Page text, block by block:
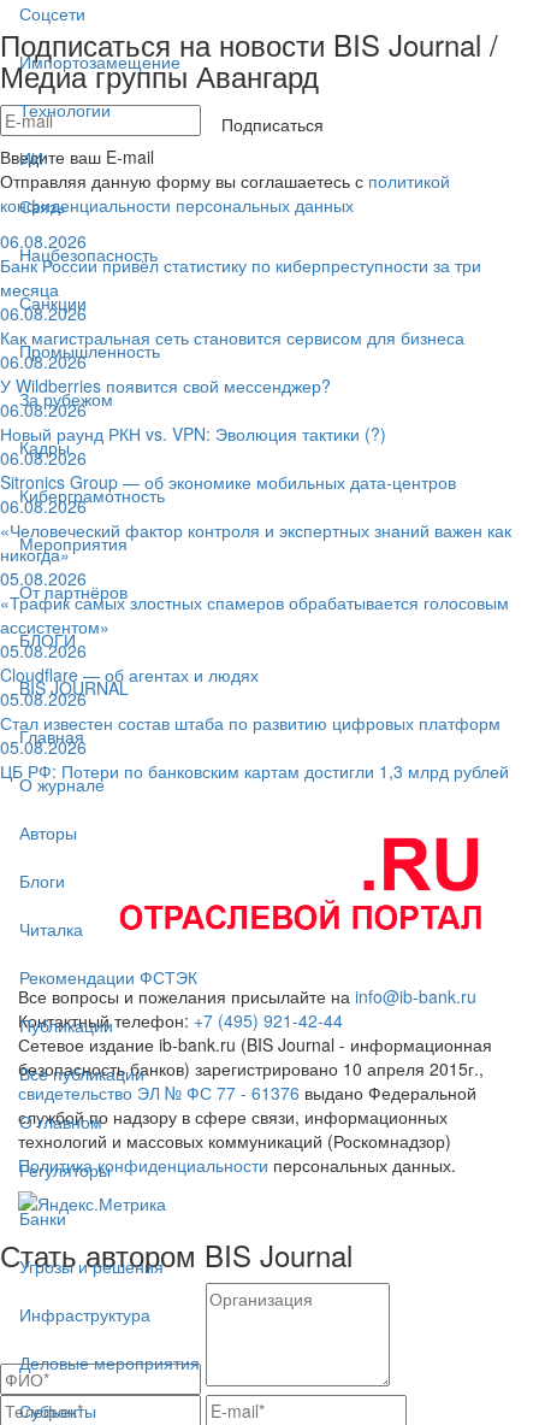
Соцсети
Импортозамещение
Технологии
ИИ
Связь
Нацбезопасность
Санкции
Промышленность
За рубежом
Кадры
Киберграмотность
Мероприятия
От партнёров
БЛОГИ
BIS JOURNAL
Главная
О журнале
Авторы
Блоги
Читалка
Рекомендации ФСТЭК
Публикации
Все публикации
О главном
Регуляторы
Банки
Угрозы и решения
Инфраструктура
Деловые мероприятия
Субъекты
Подписаться на новости BIS Journal /
Медиа группы Авангард
Подписаться
Введите ваш E-mail
Отправляя данную форму вы соглашаетесь с политикой
конфиденциальности персональных данных
06.08.2026
Банк России привёл статистику по киберпреступности за три
месяца
06.08.2026
Как магистральная сеть становится сервисом для бизнеса
06.08.2026
У Wildberries появится свой мессенджер?
06.08.2026
Новый раунд РКН vs. VPN: Эволюция тактики (?)
06.08.2026
Sitronics Group — об экономике мобильных дата-центров
06.08.2026
«Человеческий фактор контроля и экспертных знаний важен как
никогда»
05.08.2026
«Трафик самых злостных спамеров обрабатывается голосовым
ассистентом»
05.08.2026
Cloudflare — об агентах и людях
05.08.2026
Стал известен состав штаба по развитию цифровых платформ
05.08.2026
ЦБ РФ: Потери по банковским картам достигли 1,3 млрд рублей
Все вопросы и пожелания присылайте на info@ib-bank.ru
Контактный телефон: +7 (495) 921-42-44
Сетевое издание ib-bank.ru (BIS Journal - информационная
безопасность банков) зарегистрировано 10 апреля 2015г.,
свидетельство ЭЛ № ФС 77 - 61376 выдано Федеральной
службой по надзору в сфере связи, информационных
технологий и массовых коммуникаций (Роскомнадзор)
Политика конфиденциальности персональных данных.
Стать автором BIS Journal